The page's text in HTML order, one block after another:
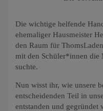
Die wichtige helfende
ehemaliger Hausmeister
den Raum für
mit den Schüler*innen die
suchte.
Nun wisst ihr, wie unsere
entscheidenden Teil in
entstanden und gegründet